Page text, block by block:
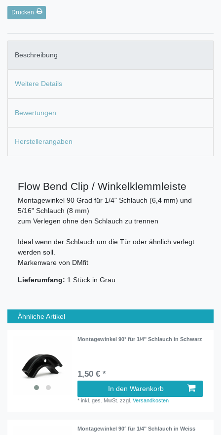
Drucken
Beschreibung
Weitere Details
Bewertungen
Herstellerangaben
Flow Bend Clip / Winkelklemmleiste
Montagewinkel 90 Grad für 1/4" Schlauch (6,4 mm) und
5/16" Schlauch (8 mm)
zum Verlegen ohne den Schlauch zu trennen
Ideal wenn der Schlauch um die Tür oder ähnlich verlegt
werden soll.
Markenware von DMfit
Lieferumfang: 1 Stück in Grau
Ähnliche Artikel
Montagewinkel 90° für 1/4" Schlauch in Schwarz
1,50 € *
In den Warenkorb
*inkl. ges. MwSt. zzgl.Versandkosten
Montagewinkel 90° für 1/4" Schlauch in Weiss